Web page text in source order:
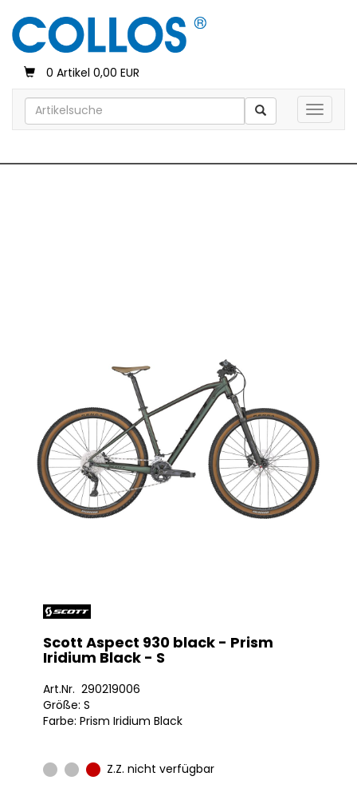
0 Artikel 0,00 EUR
Toggle
Scott Aspect 930 black - Prism
Iridium Black - S
Art.Nr. 290219006
Größe: S
Farbe: Prism Iridium Black
Z.Z. nicht verfügbar